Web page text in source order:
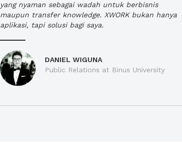
yang nyaman sebagai wadah untuk berbisnis
maupun transfer knowledge. XWORK bukan hanya
aplikasi, tapi solusi bagi saya.
DANIEL WIGUNA
Public Relations at Binus University